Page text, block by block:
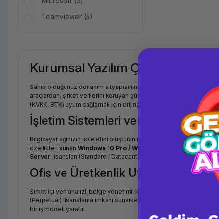
Teamviewer (5)
Kurumsal Yazılım Çözümleri ve
Sahip olduğunuz donanım altyapısının (sunucu, bilgisayar,
araçlardan, şirket verilerini koruyan güvenlik protokollerine ve
(KVKK, BTK) uyum sağlamak için orijinal ve doğru ölçeklendirilmiş
İşletim Sistemleri ve Sunucu
Bilgisayar ağınızın iskeletini oluşturan işletim sistemleri, son
özellikleri sunan Windows 10 Pro / Windows 11 Pro işletim
Server lisansları (Standard / Datacenter) donanım çekirdeği
Ofis ve Üretkenlik Uygulamaları
Şirket içi veri analizi, belge yönetimi, kurumsal e-posta ve iletişim
(Perpetual) lisanslama imkanı sunarken; yeni nesil
bir iş modeli yaratır.